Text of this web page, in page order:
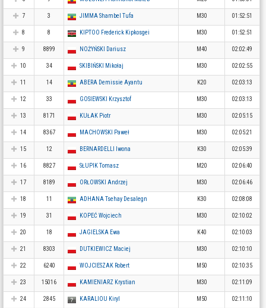
7 3 JIMMA Shambel Tufa M30 01:52:51
8 8 KIPTOO Frederick Kipkosgei M30 01:52:51
9 8899 NOŻYŃSKI Dariusz M40 02:02:49
10 34 SKIBIŃSKI Mikołaj M30 02:02:55
11 14 ABERA Demissie Ayantu K20 02:03:13
12 33 GOSIEWSKI Krzysztof M30 02:03:13
13 8171 KUŁAK Piotr M30 02:05:15
14 8367 MACHOWSKI Paweł M30 02:05:21
15 12 BERNARDELLI Iwona K30 02:05:39
16 8827 SŁUPIK Tomasz M20 02:06:40
17 8189 ORŁOWSKI Andrzej M30 02:06:46
18 11 ADHANA Tsehay Desalegn K30 02:08:08
19 31 KOPEĆ Wojciech M30 02:10:02
20 18 JAGIELSKA Ewa K40 02:10:03
21 8303 DUTKIEWICZ Maciej M30 02:10:10
22 6240 WOJCIESZAK Robert M50 02:10:35
23 15016 KAMIENIARZ Krystian M30 02:11:09
24 2845 KARALIOU Kiryl M50 02:11:10